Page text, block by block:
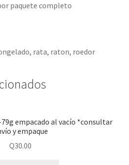
paquete completo
rata, raton, roedor
79g empacado al vacío *consultar
y empaque
Q30.00